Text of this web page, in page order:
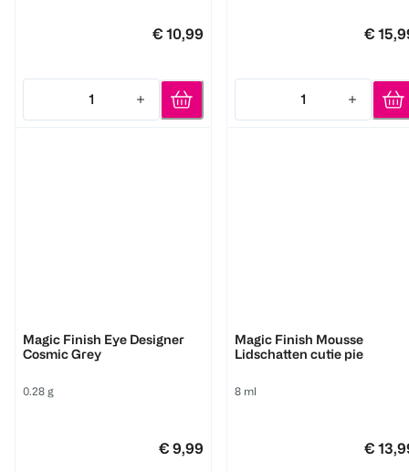
€ 10,99
1
Quantity: 1
€
1
Quantity: 1
Magic Finish Eye Designer
Cosmic Grey
0.28 g
€ 9,99
Magic Finish Mousse
Lidschatten cutie pie
8 ml
€